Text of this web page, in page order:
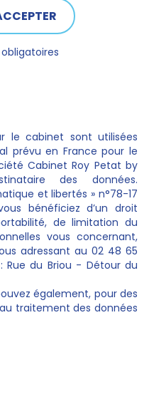
le cabinet sont utilisées
prévu en France pour le
Cabinet Roy Petat by
des données.
et libertés » n°78-17
bénéficiez d’un droit
de limitation du
vous concernant,
adressant au 02 48 65
Rue du Briou - Détour du
pouvez également, pour des
traitement des données